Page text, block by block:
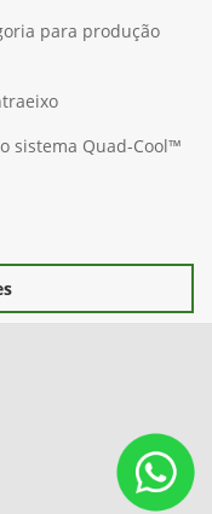
para produção
sistema Quad-Cool™